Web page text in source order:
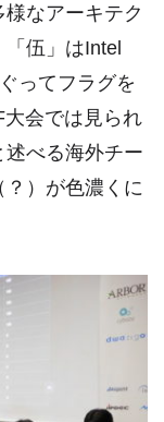
様なアーキテク
伍」はIntel
ってフラグを
会では見られ
べる海外チー
）が色濃くに